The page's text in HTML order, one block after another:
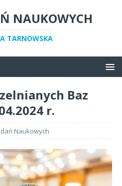
NAUKOWYCH
TARNOWSKA
Baz
r.
Naukowych